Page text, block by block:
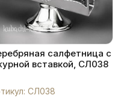
салфетница с
вставкой, СЛ038
СЛ038